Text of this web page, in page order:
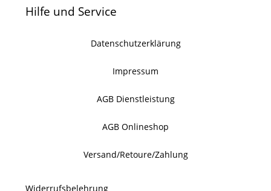
Hilfe und Service
Datenschutzerklärung
Impressum
AGB Dienstleistung
AGB Onlineshop
Versand/Retoure/Zahlung
Widerrufsbelehrung